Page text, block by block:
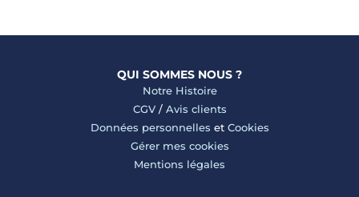
QUI SOMMES NOUS ?
Notre Histoire
CGV/ Avis clients
Données personnelles et Cookies
Gérer mes cookies
Mentions légales